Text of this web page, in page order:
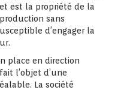
est la propriété de la
sans
d’engager la
place en direction
l’objet d’une
La société